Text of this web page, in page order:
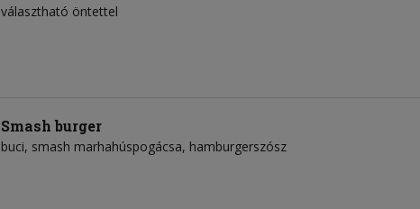
választható öntettel
Smash burger
buci smash marhahúspogácsa hamburgerszósz